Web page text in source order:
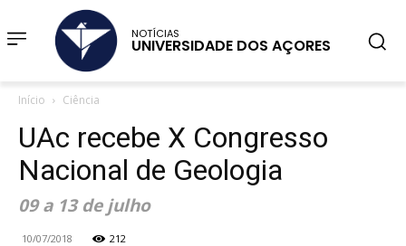
NOTÍCIAS
UNIVERSIDADE DOS AÇORES
Início Ciência
UAc recebe X Congresso
Nacional de Geologia
09 a 13 de julho
10/07/2018 212